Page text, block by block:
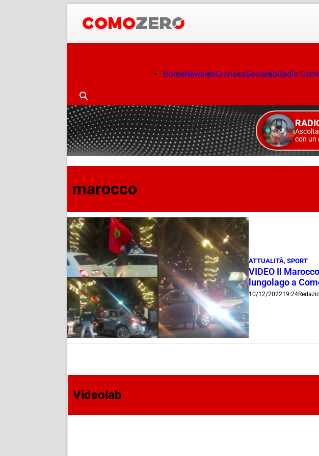
HomeNewslabCronacaSocialabRadio
con un
marocco
ATTUALITÀ,SPORT
VIDEO Il
lungolago a
10/12/202219:24
Videolab